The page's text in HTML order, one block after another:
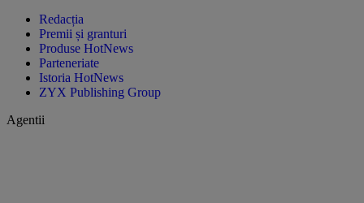
Redacția
Premii și granturi
Produse HotNews
Parteneriate
Istoria HotNews
ZYX Publishing Group
Agentii